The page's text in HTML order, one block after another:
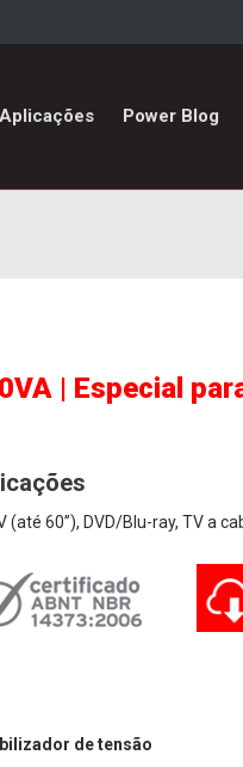
Aplicações Power Blog
| Especial
(até 60”), DVD/Blu-ray, TV a
de tensão